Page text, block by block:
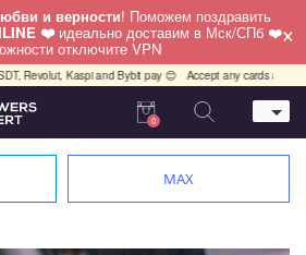
и верности! Поможем поздравить
❤️ идеально доставим в Мск/СПб ❤️
отключите VPN ×
Kaspi and Bybit pay 😊 Accept any cards any country,
0
MAX